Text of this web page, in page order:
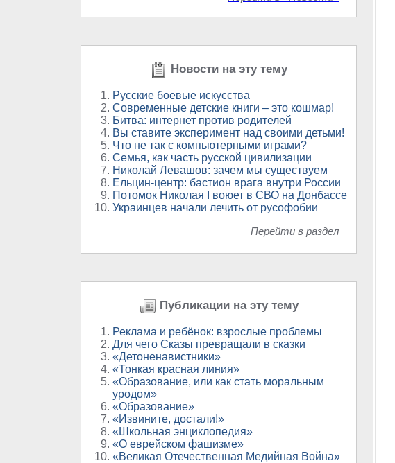
Новости на эту тему
Русские боевые искусства
Современные детские книги – это кошмар!
Битва: интернет против родителей
Вы ставите эксперимент над своими детьми!
Что не так с компьютерными играми?
Семья, как часть русской цивилизации
Николай Левашов: зачем мы существуем
Ельцин-центр: бастион врага внутри России
Потомок Николая I воюет в СВО на Донбассе
Украинцев начали лечить от русофобии
Перейти в раздел
Публикации на эту тему
Реклама и ребёнок: взрослые проблемы
Для чего Сказы превращали в сказки
«Детоненавистники»
«Тонкая красная линия»
«Образование, или как стать моральным
уродом»
«Образование»
«Извините, достали!»
«Школьная энциклопедия»
«О еврейском фашизме»
«Великая Отечественная Медийная Война»